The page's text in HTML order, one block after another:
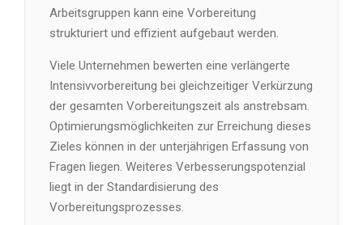
Arbeitsgruppen kann eine Vorbereitung
strukturiert und effizient aufgebaut werden.
Viele Unternehmen bewerten eine verlängerte
Intensivvorbereitung bei gleichzeitiger Verkürzung
der gesamten Vorbereitungszeit als anstrebsam.
Optimierungsmöglichkeiten zur Erreichung dieses
Zieles können in der unterjährigen Erfassung von
Fragen liegen. Weiteres Verbesserungspotenzial
liegt in der Standardisierung des
Vorbereitungsprozesses.